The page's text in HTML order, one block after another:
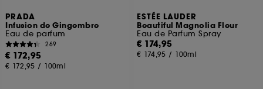
PRADA
Infusion de Gingembre
Eau de parfum
269
€ 172,95
€ 172,95 / 100ml
ESTÉE LAUDER
Beautiful Magnolia Fleur
Eau de Parfum Spray
€ 174,95
€ 174,95 / 100ml